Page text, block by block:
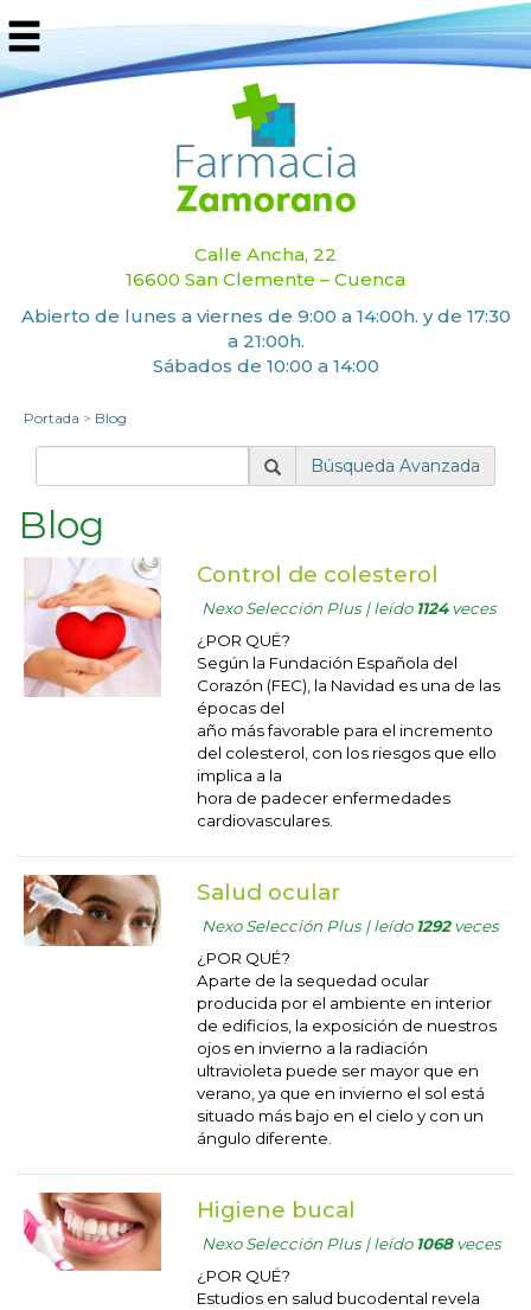
Calle Ancha, 22
16600 San Clemente – Cuenca
Abierto de lunes a viernes de 9:00 a 14:00h. y de 17:30
a 21:00h.
Sábados de 10:00 a 14:00
Portada > Blog
Búsqueda Avanzada
Blog
Control de colesterol
Nexo Selección Plus | leído 1124veces
¿POR QUÉ?
Según la Fundación Española del
Corazón (FEC), la Navidad es una de las
épocas del
año más favorable para el incremento
del colesterol, con los riesgos que ello
implica a la
hora de padecer enfermedades
cardiovasculares.
Salud ocular
Nexo Selección Plus | leído 1292veces
¿POR QUÉ?
Aparte de la sequedad ocular
producida por el ambiente en interior
de edificios, la exposición de nuestros
ojos en invierno a la radiación
ultravioleta puede ser mayor que en
verano, ya que en invierno el sol está
situado más bajo en el cielo y con un
ángulo diferente.
Higiene bucal
Nexo Selección Plus | leído 1068veces
¿POR QUÉ?
Estudios en salud bucodental revela